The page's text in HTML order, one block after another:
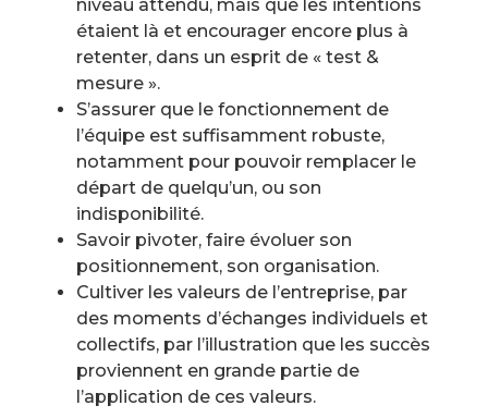
niveau attendu, mais que les intentions
étaient là et encourager encore plus à
retenter, dans un esprit de « test &
mesure ».
S’assurer que le fonctionnement de
l’équipe est suffisamment robuste,
notamment pour pouvoir remplacer le
départ de quelqu’un, ou son
indisponibilité.
Savoir pivoter, faire évoluer son
positionnement, son organisation.
Cultiver les valeurs de l’entreprise, par
des moments d’échanges individuels et
collectifs, par l’illustration que les succès
proviennent en grande partie de
l’application de ces valeurs.